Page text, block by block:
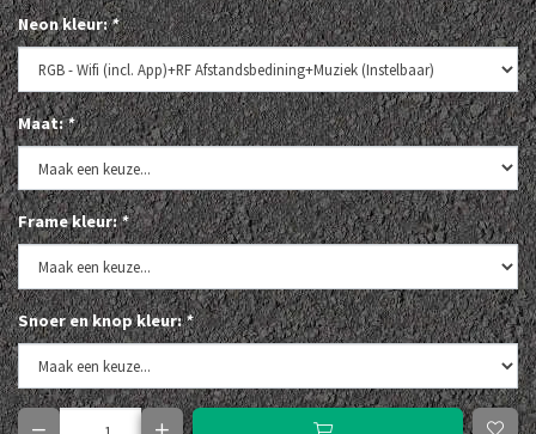
Neon kleur:*
Maat:*
Frame kleur:*
Snoer en knop kleur:*